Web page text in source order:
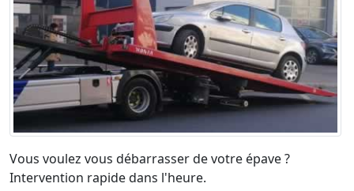
Vous voulez vous débarrasser de votre épave ?
Intervention rapide dans l'heure.